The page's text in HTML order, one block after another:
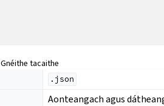
Gnéithe tacaithe
.json
Aonteangach agus